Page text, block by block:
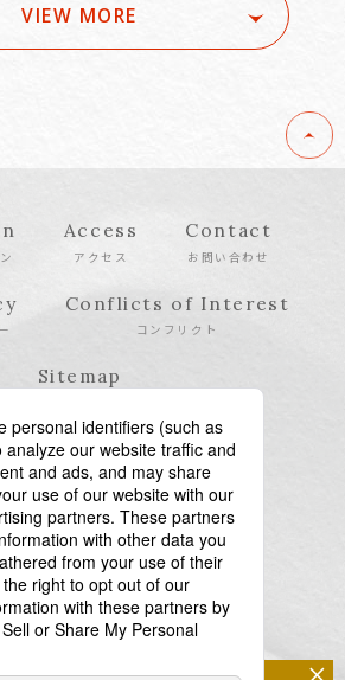
VIEW MORE
Access
アクセス
Contact
お問い合わせ
Conflicts of Interest
コンフリクト
Sitemap